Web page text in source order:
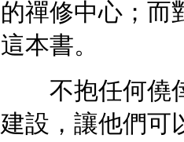
的禪修中心；而
這本書。
不抱任何僥倖
建設，讓他們可